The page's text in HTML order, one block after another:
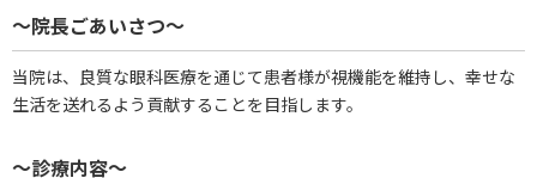
～院長ごあいさつ～
当院は、良質な眼科医療を通じて患者様が視機能を維持し、幸せな
生活を送れるよう貢献することを目指します。
～診療内容～